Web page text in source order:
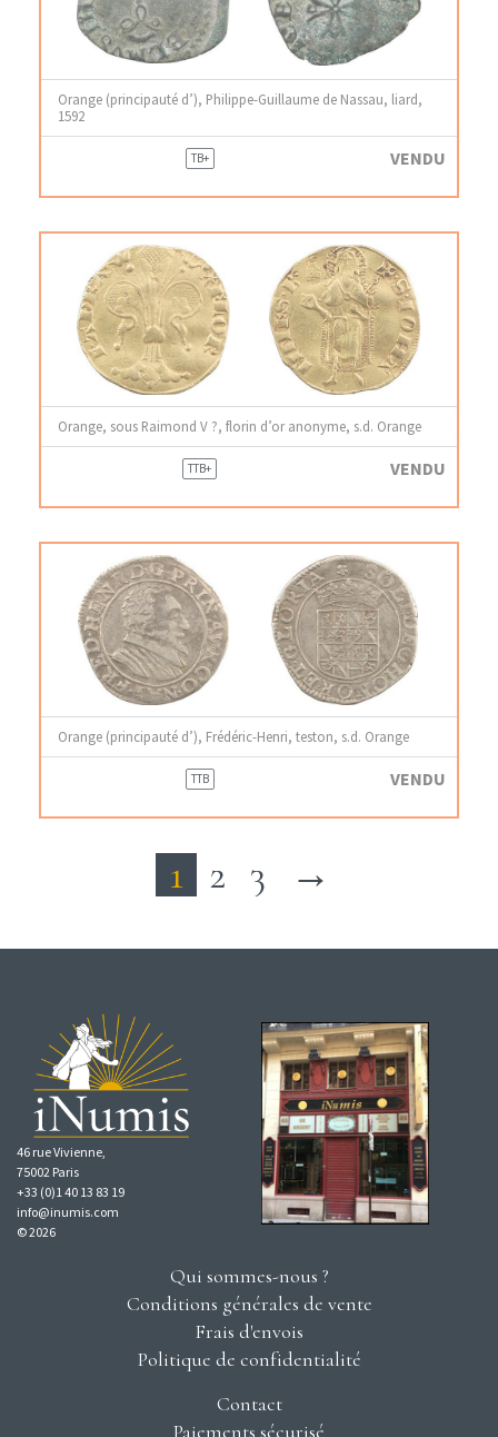
Orange (principauté d’), Philippe-Guillaume de Nassau, liard,
1592
TB+ VENDU
Orange, sous Raimond V ?, florin d’or anonyme, s.d. Orange
TTB+ VENDU
Orange (principauté d’), Frédéric-Henri, teston, s.d. Orange
TTB VENDU
1 2 3 →
46 rue Vivienne,
75002 Paris
+33 (0)1 40 13 83 19
info@inumis.com
© 2026
Qui sommes-nous ?
Conditions générales de vente
Frais d'envois
Politique de confidentialité
Contact
Paiements sécurisé